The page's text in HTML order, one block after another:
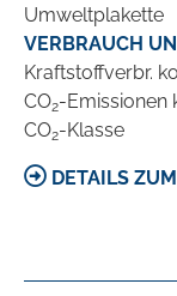
Umweltplakette
VERBRAUCH
Kraftstoffverbr.
CO2-Emissionen
CO2-Klasse
DETAILS